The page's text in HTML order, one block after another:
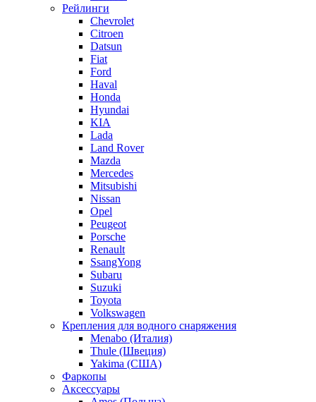
Рейлинги
Chevrolet
Citroen
Datsun
Fiat
Ford
Haval
Honda
Hyundai
KIA
Lada
Land Rover
Mazda
Mercedes
Mitsubishi
Nissan
Opel
Peugeot
Porsche
Renault
SsangYong
Subaru
Suzuki
Toyota
Volkswagen
Крепления для водного снаряжения
Menabo (Италия)
Thule (Швеция)
Yakima (США)
Фаркопы
Аксессуары